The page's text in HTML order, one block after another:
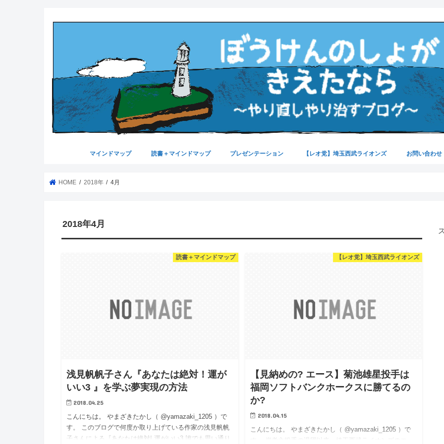
マインドマップ 読書＋マインドマップ プレゼンテーション 【レオ党】埼玉西武ライオンズ お問い合わせ
HOME 2018年 4月
2018年4月
読書＋マインドマップ
浅見帆帆子さん『あなたは絶対！運が
いい3 』を学ぶ夢実現の方法
2018.04.25
こんにちは。 やまざきたかし（ @yamazaki_1205 ）で
す。 このブログで何度か取り上げている作家の浅見帆帆
子さんによる『あなたは絶対! 運がいい3 誰でも思い通り
【レオ党】埼玉西武ライオンズ
【見納めの? エース】菊池雄星投手は
福岡ソフトバンクホークスに勝てるの
か?
2018.04.15
こんにちは。 やまざきたかし（ @yamazaki_1205 ）で
す。 岸孝之投手の退団以来、埼玉西武ライオンズのエー